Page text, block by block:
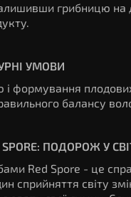
грибницю
УМОВИ
і формування
балансу
ПОДОРОЖ У
Red Spore - це
сприйняття світу